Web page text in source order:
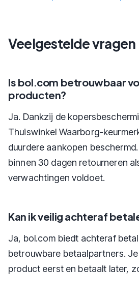
Veelgestelde vragen
Is bol.com betrouwbaar
producten?
Ja. Dankzij de
Thuiswinkel Waarborg-
duurdere aankopen
binnen 30 dagen retourneren
verwachtingen voldoet.
Kan ik veilig achteraf
Ja, bol.com biedt achteraf
betrouwbare betaalpartners.
product eerst en betaalt later,